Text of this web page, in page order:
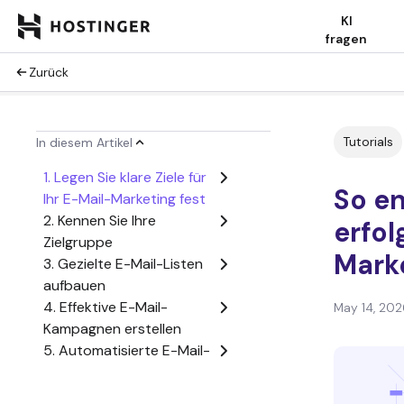
KI
fragen
Zurück
In diesem Artikel
1. Legen Sie klare Ziele für
Ihr E-Mail-Marketing fest
2. Kennen Sie Ihre
Zielgruppe
3. Gezielte E-Mail-Listen
aufbauen
4. Effektive E-Mail-
Kampagnen erstellen
5. Automatisierte E-Mail-
Tutorials
So
May 14,